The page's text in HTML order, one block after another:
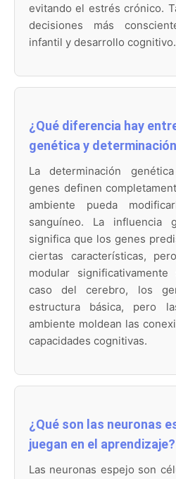
evitando el estrés crónico.
decisiones más
infantil y desarrollo cognitivo.
¿Qué diferencia hay
genética y
La determinación
genes definen
ambiente pueda
sanguíneo. La influencia
significa que los genes
ciertas características,
modular
caso del cerebro, los
estructura básica, pero
ambiente moldean las
capacidades cognitivas.
¿Qué son las neuronas
juegan en el aprendizaje?
Las neuronas espejo son